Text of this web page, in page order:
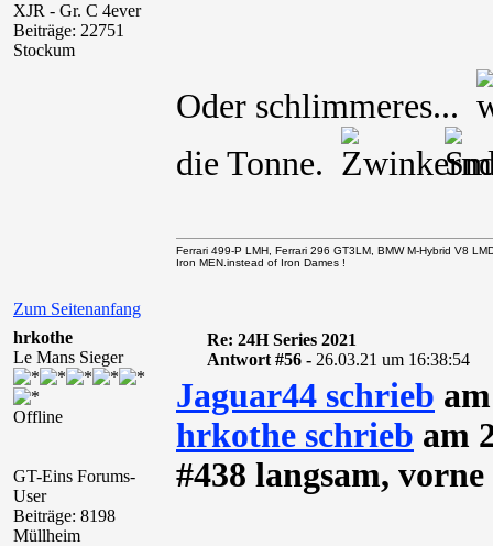
XJR - Gr. C 4ever
Beiträge: 22751
Stockum
Oder schlimmeres...
die Tonne.
Zum Seitenanfang
Ferrari 499-P LMH, Ferrari 296 GT3LM, BMW M-Hybrid V8
Iron MEN.instead of Iron Dames !
hrkothe
Le Mans Sieger
Offline
GT-Eins Forums-
User
Beiträge: 8198
Müllheim
Re: 24H Series 2021
Antwort #56 - 26.03.21 um 16:38:54
Jaguar44 schrieb
hrkothe schrieb am
#438 langsam,